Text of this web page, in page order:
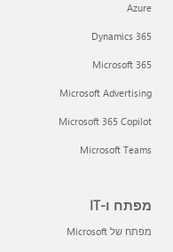
Azure
Dynamics 365
Microsoft 365
Microsoft Advertising
Microsoft 365 Copilot
Microsoft Teams
מפתח ו-IT
מפתח של Microsoft